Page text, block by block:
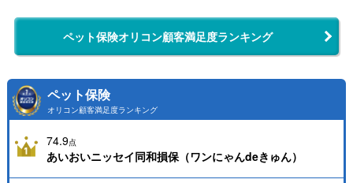
ペット保険オリコン顧客満足度ランキング
ペット保険
オリコン顧客満足度ランキング
74.9点
あいおいニッセイ同和損保（ワンにゃんdeきゅん）